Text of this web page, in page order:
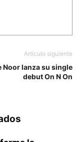
Artículo siguiente
Noor lanza su single
debut On N On